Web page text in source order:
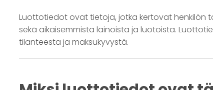
Luottotiedot ovat tietoja, jotka kertovat henkilön
sekä aikaisemmista lainoista ja luotoista.
tilanteesta ja maksukyvystä.